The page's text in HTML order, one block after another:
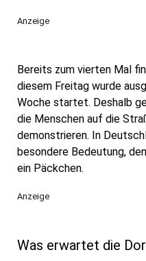
Anzeige
Bereits zum vierten Mal
diesem Freitag wurde
Woche startet. Deshalb
die Menschen auf die
demonstrieren. In
besondere Bedeutung,
ein Päckchen.
Anzeige
Was erwartet die